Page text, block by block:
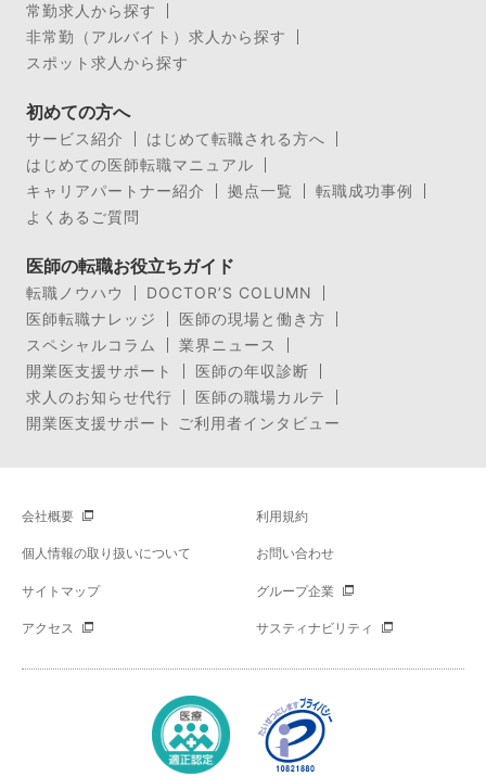
常勤求人から探す
非常勤（アルバイト）求人から探す
スポット求人から探す
初めての方へ
サービス紹介
はじめて転職される方へ
はじめての医師転職マニュアル
キャリアパートナー紹介
拠点一覧
転職成功事例
よくあるご質問
医師の転職お役立ちガイド
転職ノウハウ
DOCTOR’S COLUMN
医師転職ナレッジ
医師の現場と働き方
スペシャルコラム
業界ニュース
開業医支援サポート
医師の年収診断
求人のお知らせ代行
医師の職場カルテ
開業医支援サポート ご利用者インタビュー
会社概要 利用規約
個人情報の取り扱いについて お問い合わせ
サイトマップ グループ企業
アクセス サスティナビリティ